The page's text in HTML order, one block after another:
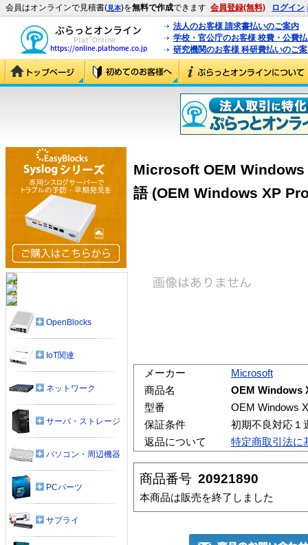
会員はオンラインで見積書(見本)を無料で作成できます 会員登録(無料) ログイン
法人のお客様 請求書払いのご案内
学校・官公庁のお客様 校費・公費
研究機関のお客様 科研費払いのご
Microsoft OEM
語 (OEM Windows XP
メーカー
Microsoft
商品名
OEM Windows
型番
OEM Windows
保証条件
初期不良対応１
返品について
特定商取引法に
商品番号 20921890
本商品は販売を終了しました
OpenBlocks
IoT関連
ネットワーク
サーバ・ストレージ
パソコン・周辺機器
PCパーツ
サプライ